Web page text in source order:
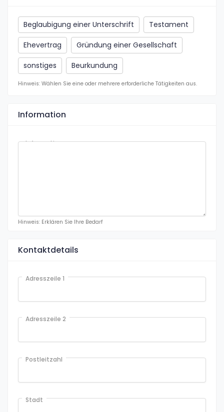
Beglaubigung einer Unterschrift Testament
Ehevertrag Gründung einer Gesellschaft
sonstiges Beurkundung
Hinweis: Wählen Sie eine oder mehrere erforderliche Tätigkeiten aus.
Information
Information
Hinweis: Erklären Sie Ihre Bedarf
Kontaktdetails
Adresszeile 1
Adresszeile 2
Postleitzahl
Stadt